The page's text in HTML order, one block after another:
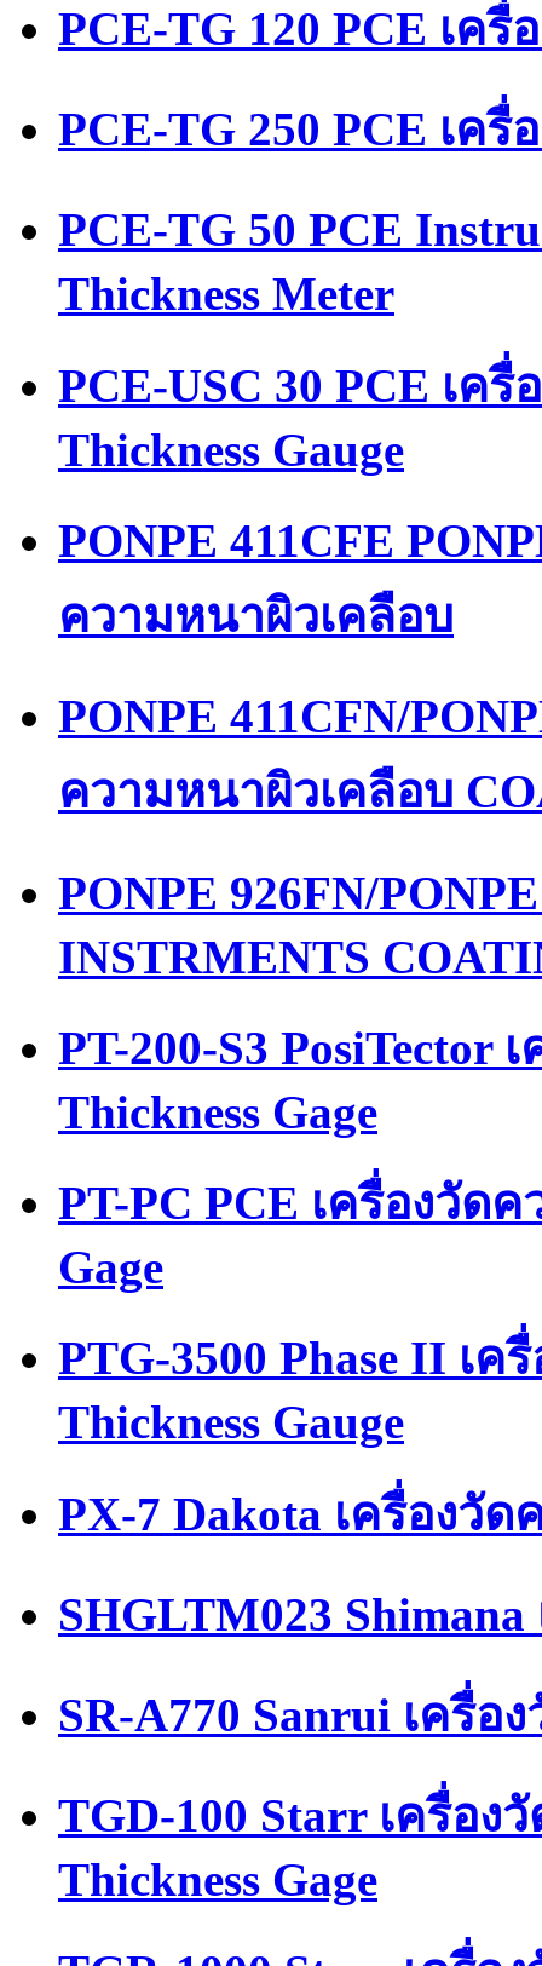
PCE-TG 120 PCE เค
PCE-TG 250 PCE เค
PCE-TG 50 PCE
Thickness Meter
PCE-USC 30 PCE เค
Thickness Gauge
PONPE 411CFE
ความหนาผิวเคลือบ
PONPE 411CFN/
ความหนาผิวเคลือบ
PONPE 926FN/
INSTRMENTS
PT-200-S3 PosiTector
Thickness Gage
PT-PC PCE เครื่องวัด
Gage
PTG-3500 Phase II เ
Thickness Gauge
PX-7 Dakota เครื่องวั
SHGLTM023
SR-A770 Sanrui เครื่อ
TGD-100 Starr เครื่อง
Thickness Gage